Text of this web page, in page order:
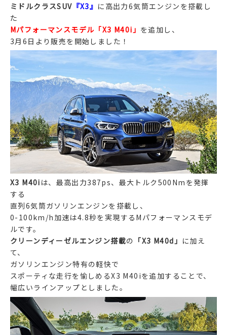
ミドルクラスSUV 『X3』 に高出力6気筒エンジンを搭載し
た
Mパフォーマンスモデル「X3 M40i」 を追加し、
3月6日より販売を開始しました！
X3 M40i は、最高出力387ps、最大トルク500Nmを発揮
する
直列6気筒ガソリンエンジンを搭載し、
0-100km/h加速は4.8秒を実現するMパフォーマンスモデ
ルです。
クリーンディーゼルエンジン搭載の 「X3 M40d」 に加え
て、
ガソリンエンジン特有の軽快で
スポーティな走行を愉しめるX3 M40iを追加することで、
幅広いラインアップとしました。